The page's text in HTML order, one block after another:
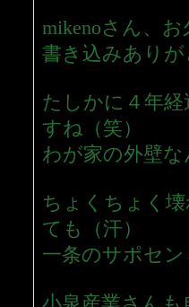
mikenoさん、お
書き込みありが
たしかに４年
すね（笑）
わが家の外壁
ちょくちょく
ても（汗）
一条のサポセ